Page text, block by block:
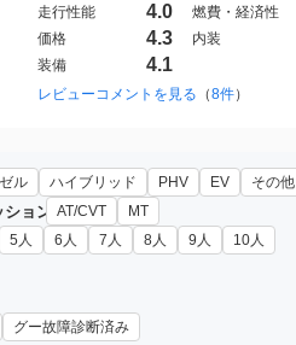
走行性能 4.0 燃費・経済性
価格 4.3 内装
装備 4.1
レビューコメントを見る （8件）
ル ハイブリッド PHV EV その他
ション AT/CVT MT
5人 6人 7人 8人 9人
10人
グー故障診断済み